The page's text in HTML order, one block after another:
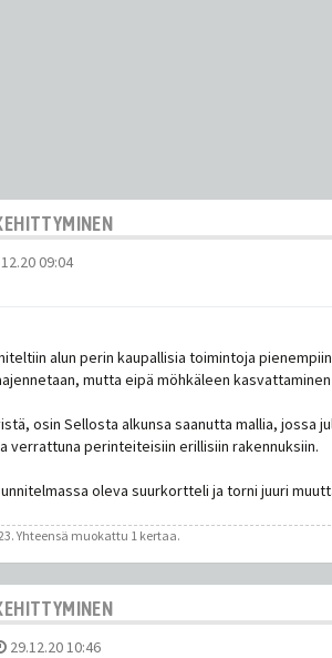
09:04
alun perin kaupallisia toimintoja
mutta eipä möhkäleen
osin Sellosta alkunsa saanutta mallia,
verrattuna perinteiteisiin erillisiin rakennuksiin.
oleva suurkortteli ja torni juuri
Yhteensä muokattu 1 kertaa.
29.12.20 10:46